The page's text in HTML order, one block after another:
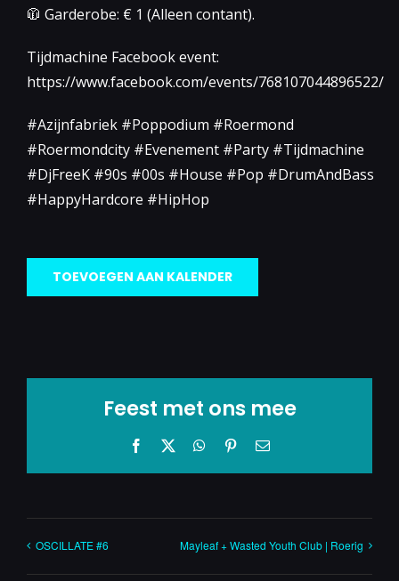
🧥 Garderobe: € 1 (Alleen contant).
Tijdmachine Facebook event:
https://www.facebook.com/events/768107044896522/
#Azijnfabriek #Poppodium #Roermond
#Roermondcity #Evenement #Party #Tijdmachine
#DjFreeK #90s #00s #House #Pop #DrumAndBass
#HappyHardcore #HipHop
TOEVOEGEN AAN KALENDER
Feest met ons mee
Facebook WhatsApp
Pinterest
E-
OSCILLATE #6 Mayleaf + Wasted Youth Club | Roerig